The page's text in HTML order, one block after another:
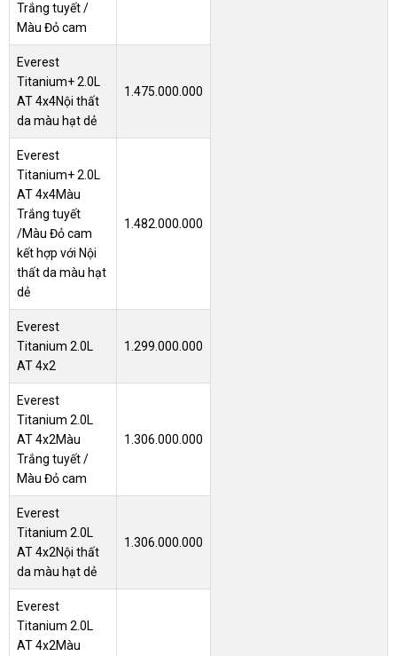
Trắng tuyết /
Màu Đỏ cam
Everest
Titanium+ 2.0L
AT 4x4Nội thất
da màu hạt dẻ
1.475.000.000
Everest
Titanium+ 2.0L
AT 4x4Màu
Trắng tuyết
/Màu Đỏ cam
kết hợp với Nội
thất da màu hạt
dẻ
1.482.000.000
Everest
Titanium 2.0L
AT 4x2
1.299.000.000
Everest
Titanium 2.0L
AT 4x2Màu
Trắng tuyết /
Màu Đỏ cam
1.306.000.000
Everest
Titanium 2.0L
AT 4x2Nội thất
da màu hạt dẻ
1.306.000.000
Everest
Titanium 2.0L
AT 4x2Màu